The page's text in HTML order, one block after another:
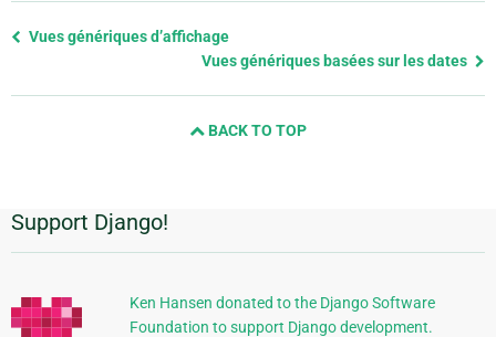
Previous
Vues génériques d’affichage
Vues génériques basées sur les dates
BACK TO TOP
Informations
supplémentaires
Support Django!
Ken Hansen donated to the Django Software
Foundation to support Django development.